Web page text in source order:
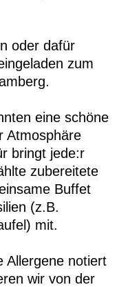
oder dafür
zum
eine schöne
Atmosphäre
bringt jede:r
zubereitete
Buffet
(z.B.
mit.
Allergene notiert
wir von der